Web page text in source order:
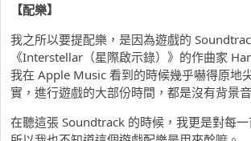
【配樂】
我之所以要提配樂，是因為遊戲的
《Interstellar（星際啟示錄）》的作曲家
我在 Apple Music 看到的時候幾乎嚇得原
實，進行遊戲的大部份時間，都是沒有背景
在聽這張 Soundtrack 的時候，我更是對每一